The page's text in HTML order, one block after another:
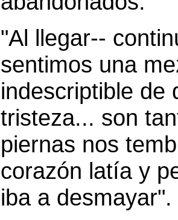
"Al llegar--
sentimos una
indescriptible de
tristeza... son
piernas nos
corazón latía y
iba a desmayar".